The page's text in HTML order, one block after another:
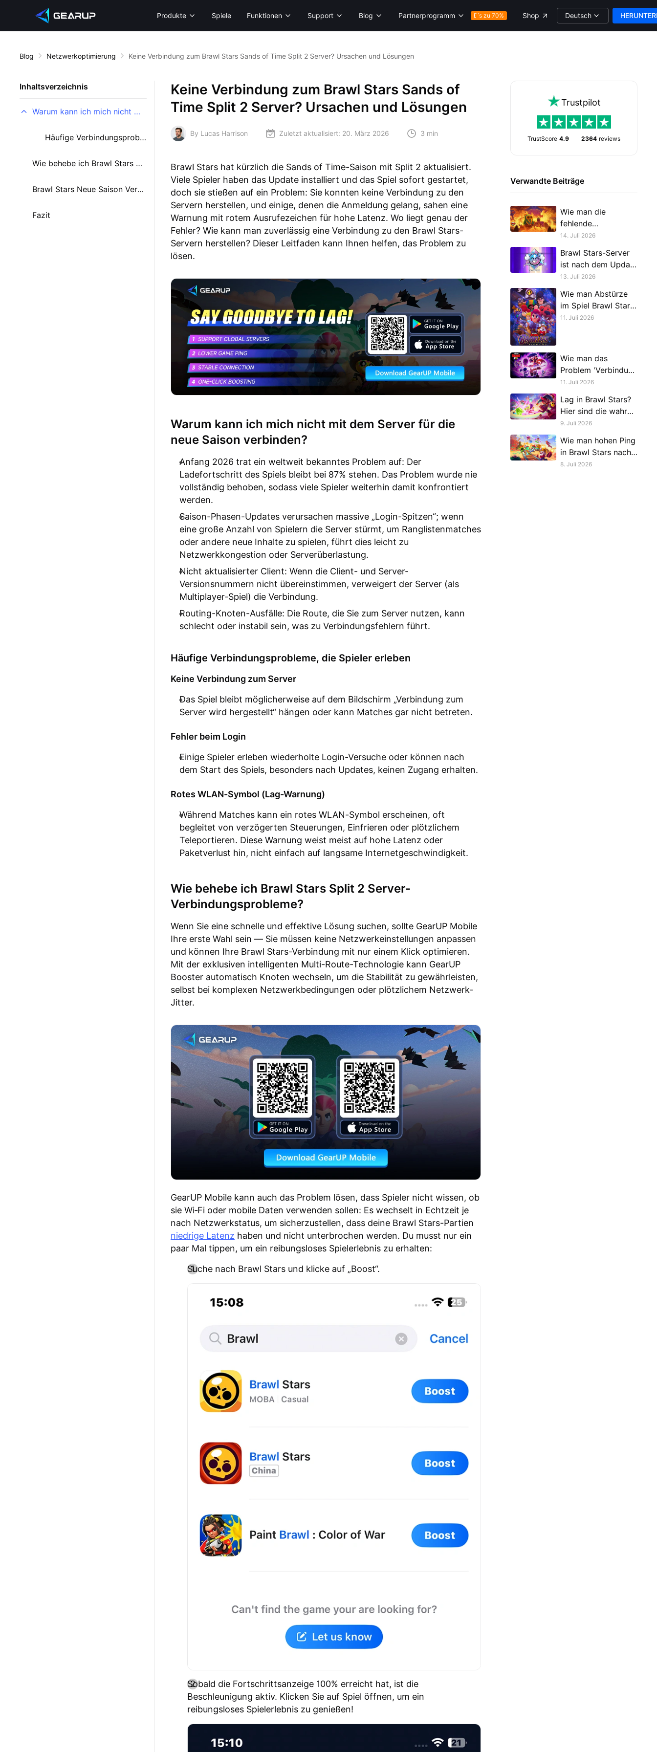
Produkte Spiele Funktionen Support Blog Partnerprogramm Bis zu 70% Shop Deutsch
Blog Netzwerkoptimierung Keine Verbindung zum Brawl Stars Sands of Time Split 2 Server? Ursachen und Lösungen
Inhaltsverzeichnis
Warum kann ich mich nicht mit dem Server für die neue Saison verbinden?
Häufige Verbindungsprobleme, die Spieler erleben
Wie behebe ich Brawl Stars Split 2 Server-Verbindungsprobleme?
Brawl Stars Neue Saison Verbindungsprobleme: Schnelle Fragen & Antworten
Fazit
Keine Verbindung zum Brawl Stars Sands of
Time Split 2 Server? Ursachen und Lösungen
By Lucas Harrison Zuletzt aktualisiert: 20. März 2026 3 min
Brawl Stars hat kürzlich die Sands of Time-Saison mit Split 2 aktualisiert.
Viele Spieler haben das Update installiert und das Spiel sofort gestartet,
doch sie stießen auf ein Problem: Sie konnten keine Verbindung zu den
Servern herstellen, und einige, denen die Anmeldung gelang, sahen eine
Warnung mit rotem Ausrufezeichen für hohe Latenz. Wo liegt genau der
Fehler? Wie kann man zuverlässig eine Verbindung zu den Brawl Stars-
Servern herstellen? Dieser Leitfaden kann Ihnen helfen, das Problem zu
lösen.
Warum kann ich mich nicht mit dem Server für die
neue Saison verbinden?
Anfang 2026 trat ein weltweit bekanntes Problem auf: Der
Ladefortschritt des Spiels bleibt bei 87% stehen. Das Problem wurde nie
vollständig behoben, sodass viele Spieler weiterhin damit konfrontiert
werden.
Saison-Phasen-Updates verursachen massive „Login-Spitzen“; wenn
eine große Anzahl von Spielern die Server stürmt, um Ranglistenmatches
oder andere neue Inhalte zu spielen, führt dies leicht zu
Netzwerkkongestion oder Serverüberlastung.
Nicht aktualisierter Client: Wenn die Client- und Server-
Versionsnummern nicht übereinstimmen, verweigert der Server (als
Multiplayer-Spiel) die Verbindung.
Routing-Knoten-Ausfälle: Die Route, die Sie zum Server nutzen, kann
schlecht oder instabil sein, was zu Verbindungsfehlern führt.
Häufige Verbindungsprobleme, die Spieler erleben
Keine Verbindung zum Server
Das Spiel bleibt möglicherweise auf dem Bildschirm „Verbindung zum
Server wird hergestellt“ hängen oder kann Matches gar nicht betreten.
Fehler beim Login
Einige Spieler erleben wiederholte Login-Versuche oder können nach
dem Start des Spiels, besonders nach Updates, keinen Zugang erhalten.
Rotes WLAN-Symbol (Lag-Warnung)
Während Matches kann ein rotes WLAN-Symbol erscheinen, oft
begleitet von verzögerten Steuerungen, Einfrieren oder plötzlichem
Teleportieren. Diese Warnung weist meist auf hohe Latenz oder
Paketverlust hin, nicht einfach auf langsame Internetgeschwindigkeit.
Wie behebe ich Brawl Stars Split 2 Server-
Verbindungsprobleme?
Wenn Sie eine schnelle und effektive Lösung suchen, sollte GearUP Mobile
Ihre erste Wahl sein — Sie müssen keine Netzwerkeinstellungen anpassen
und können Ihre Brawl Stars-Verbindung mit nur einem Klick optimieren.
Mit der exklusiven intelligenten Multi-Route-Technologie kann GearUP
Booster automatisch Knoten wechseln, um die Stabilität zu gewährleisten,
selbst bei komplexen Netzwerkbedingungen oder plötzlichem Netzwerk-
Jitter.
GearUP Mobile kann auch das Problem lösen, dass Spieler nicht wissen, ob
sie Wi‑Fi oder mobile Daten verwenden sollen: Es wechselt in Echtzeit je
nach Netzwerkstatus, um sicherzustellen, dass deine Brawl Stars-Partien
niedrige Latenz haben und nicht unterbrochen werden. Du musst nur ein
paar Mal tippen, um ein reibungsloses Spielerlebnis zu erhalten:
Suche nach Brawl Stars und klicke auf „Boost“.
Sobald die Fortschrittsanzeige 100% erreicht hat, ist die
Beschleunigung aktiv. Klicken Sie auf Spiel öffnen, um ein
reibungsloses Spielerlebnis zu genießen!
Trustpilot
TrustScore 4.9 2364 reviews
Verwandte Beiträge
Wie man die
fehlende
Freundesliste in
14. Juli 2026
Brawl Stars-Server
ist nach dem Update
beschäftigt | So
Problem beheben
13. Juli 2026
Wie man Abstürze
im Spiel Brawl Stars
behebt
11. Juli 2026
Wie man das
Problem 'Verbindung
zum Server
Brawl Stars behebt
11. Juli 2026
Lag in Brawl Stars?
Hier sind die wahren
Ursachen und
9. Juli 2026
Wie man hohen Ping
in Brawl Stars nach
dem neuen Saison-
8. Juli 2026